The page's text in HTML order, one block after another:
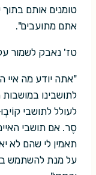
טומנים אותם בתוך
אתם מתועבים".
טז' נאבק לשמור
"אתה יודע מה איי
לתושבינו
לעולל לתושבי
סֶר. אם תושבי
תאמין לי שהם לא
על מנת להשתמש